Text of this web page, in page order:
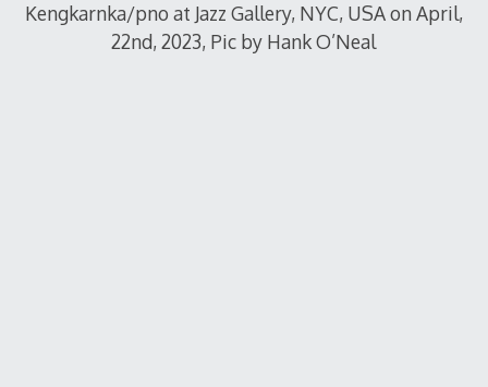
Kengkarnka/pno at Jazz Gallery, NYC, USA on April,
22nd, 2023, Pic by Hank O’Neal